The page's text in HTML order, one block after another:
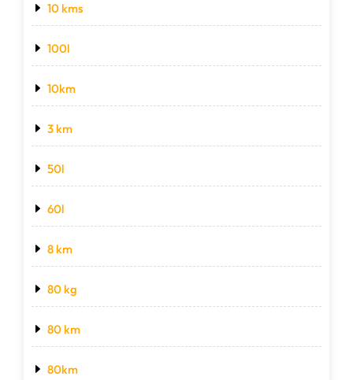
10 kms
100l
10km
3 km
50l
60l
8 km
80 kg
80 km
80km